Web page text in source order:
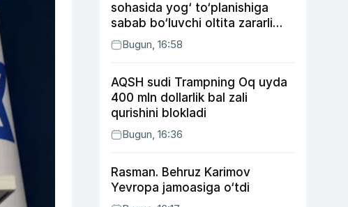
sohasida yog‘ to‘planishiga
sabab bo‘luvchi oltita zararli
odatBugun, 16:58
AQSH sudi Trampning Oq uyda
400 mln dollarlik bal zali
qurishini blokladi
Bugun, 16:36
Rasman. Behruz Karimov
Yevropa jamoasiga o‘tdi